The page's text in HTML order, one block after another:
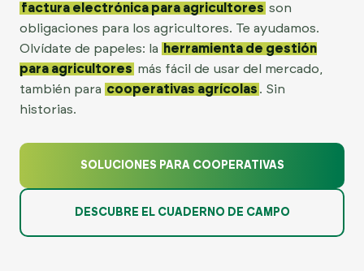
factura electrónica para agricultores son
obligaciones para los agricultores. Te ayudamos.
Olvídate de papeles: la
herramienta de gestión
para agricultores más fácil de usar del mercado,
también para cooperativas agrícolas . Sin
historias.
SOLUCIONES PARA COOPERATIVAS
DESCUBRE EL CUADERNO DE CAMPO